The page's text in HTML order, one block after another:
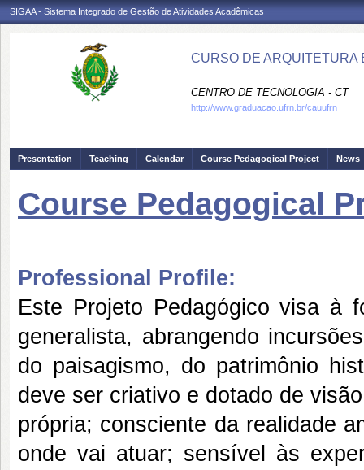
SIGAA - Sistema Integrado de Gestão de Atividades Acadêmicas
CURSO DE ARQUITETURA
CENTRO DE TECNOLOGIA - CT
http://www.graduacao.ufrn.br/cauufrn
Presentation Teaching Calendar Course Pedagogical Project News
Course Pedagogical
Professional Profile:
Este Projeto Pedagógico visa à
generalista, abrangendo
do paisagismo, do patrimônio
deve ser criativo e dotado de
própria; consciente da realidade
onde vai atuar; sensível às